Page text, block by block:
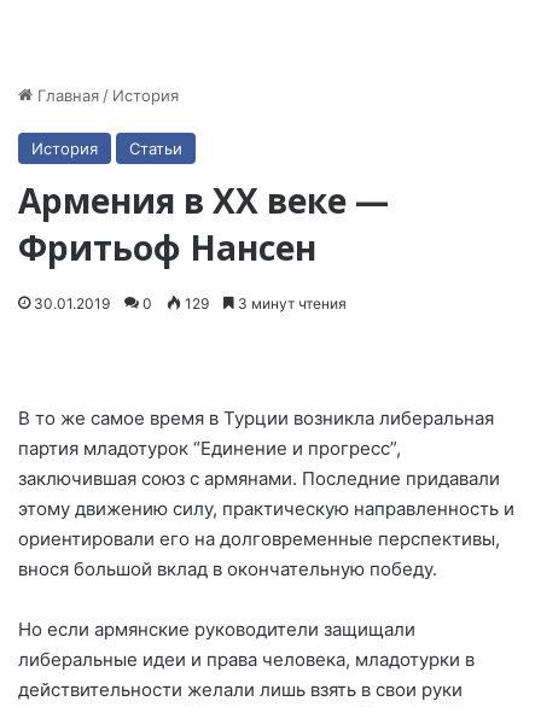
Главная / История
История Статьи
Армения в XX веке —
Фритьоф Нансен
30.01.2019 0 129 3 минут чтения
В то же самое время в Турции возникла либеральная
партия младотурок “Единение и прогресс”,
заключившая союз с армянами. Последние придавали
этому движению силу, практическую направленность и
ориентировали его на долговременные перспективы,
внося большой вклад в окончательную победу.
Но если армянские руководители защищали
либеральные идеи и права человека, младотурки в
действительности желали лишь взять в свои руки